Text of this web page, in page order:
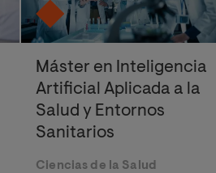
Máster en Inteligencia
Artificial Aplicada a la
Salud y Entornos
Sanitarios
Ciencias de la Salud